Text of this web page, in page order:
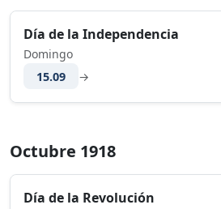
Día de la Independencia
Domingo
15.09
→
Octubre 1918
Día de la Revolución